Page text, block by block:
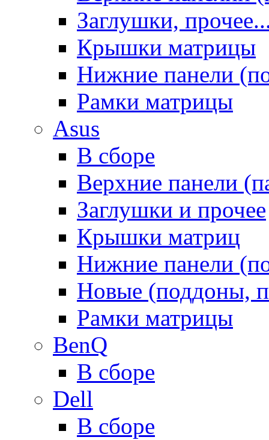
Заглушки,
Крышки матрицы
Нижние панели
Рамки матрицы
Asus
В сборе
Верхние панели
Заглушки и прочее
Крышки матриц
Нижние панели
Новые (поддоны,
Рамки матрицы
BenQ
В сборе
Dell
В сборе